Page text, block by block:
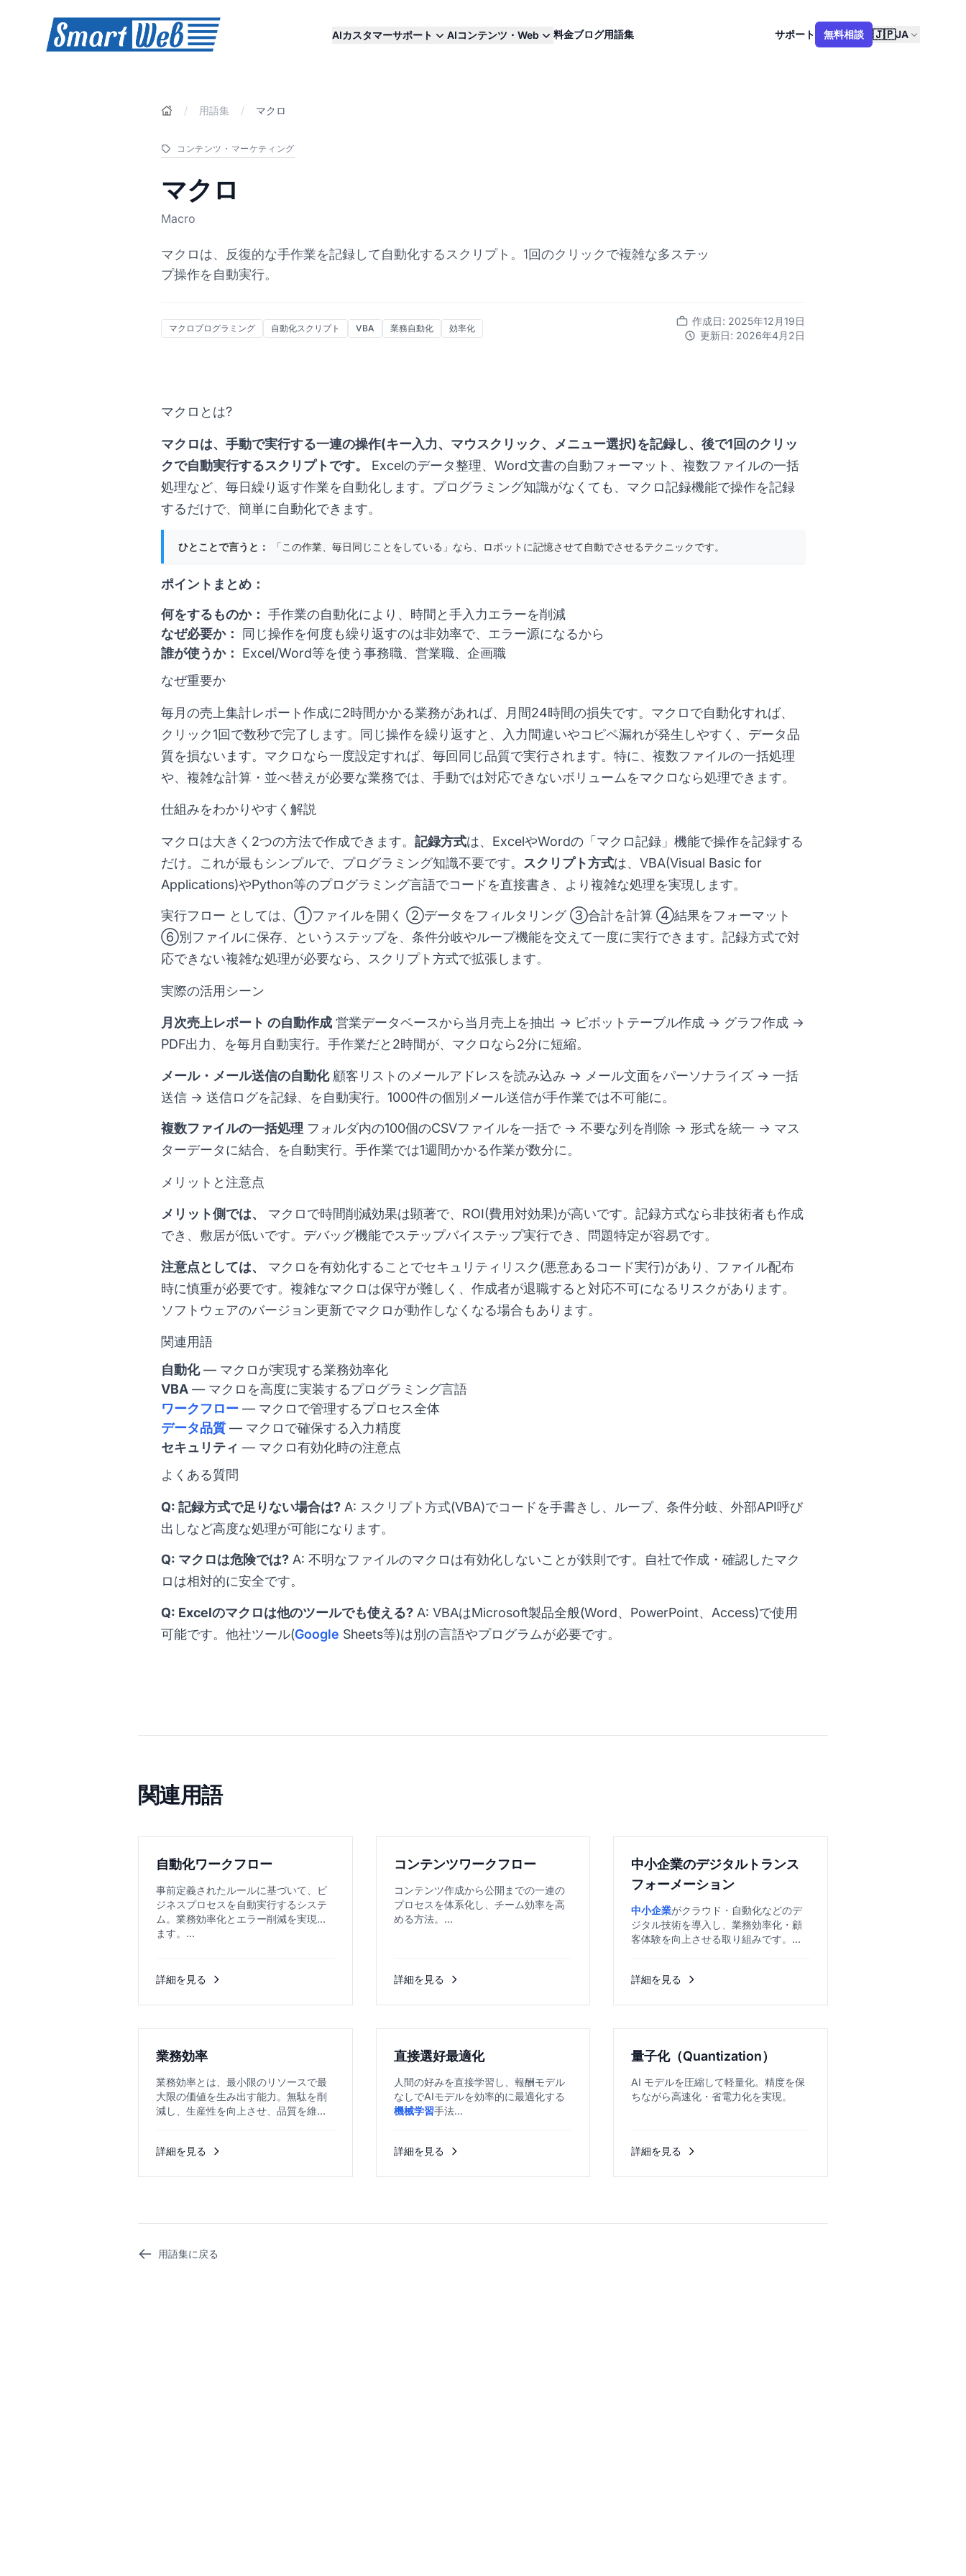
SmartWeb
AIカスタマーサポート AIコンテンツ・Web 料金ブログ用語集 サポート 無料相談 🇯🇵JA
/ 用語集 / マクロ
コンテンツ・マーケティング
マクロ
Macro
マクロは、反復的な手作業を記録して自動化するスクリプト。1回のクリックで複雑な多ステッ
プ操作を自動実行。
マクロプログラミング 自動化スクリプト VBA 業務自動化 効率化
作成日: 2025年12月19日
更新日: 2026年4月2日
マクロとは?
マクロは、手動で実行する一連の操作(キー入力、マウスクリック、メニュー選択)を記録し、後で1回のクリッ
クで自動実行するスクリプトです。
Excelのデータ整理、Word文書の自動フォーマット、複数ファイルの一括
処理など、毎日繰り返す作業を自動化します。プログラミング知識がなくても、マクロ記録機能で操作を記録
するだけで、簡単に自動化できます。
ひとことで言うと： 「この作業、毎日同じことをしている」なら、ロボットに記憶させて自動でさせるテクニックです。
ポイントまとめ：
何をするものか： 手作業の自動化により、時間と手入力エラーを削減
なぜ必要か：
同じ操作を何度も繰り返すのは非効率で、エラー源になるから
誰が使うか：
Excel/Word等を使う事務職、営業職、企画職
なぜ重要か
毎月の売上集計レポート作成に2時間かかる業務があれば、月間24時間の損失です。マクロで自動化すれば、
クリック1回で数秒で完了します。同じ操作を繰り返すと、入力間違いやコピペ漏れが発生しやすく、データ品
質を損ないます。マクロなら一度設定すれば、毎回同じ品質で実行されます。特に、複数ファイルの一括処理
や、複雑な計算・並べ替えが必要な業務では、手動では対応できないボリュームをマクロなら処理できます。
仕組みをわかりやすく解説
マクロは大きく2つの方法で作成できます。 記録方式は、ExcelやWordの「マクロ記録」機能で操作を記録する
だけ。これが最もシンプルで、プログラミング知識不要です。 スクリプト方式は、VBA(Visual Basic for
Applications)やPython等のプログラミング言語でコードを直接書き、より複雑な処理を実現します。
実行フロー としては、①ファイルを開く ②データをフィルタリング ③合計を計算 ④結果をフォーマット
⑥別ファイルに保存、というステップを、条件分岐やループ機能を交えて一度に実行できます。記録方式で対
応できない複雑な処理が必要なら、スクリプト方式で拡張します。
実際の活用シーン
月次売上レポート の自動作成 営業データベースから当月売上を抽出 → ピボットテーブル作成 → グラフ作成 →
PDF出力、を毎月自動実行。手作業だと2時間が、マクロなら2分に短縮。
メール・メール送信の自動化顧客リストのメールアドレスを読み込み → メール文面をパーソナライズ → 一括
送信 → 送信ログを記録、を自動実行。1000件の個別メール送信が手作業では不可能に。
複数ファイルの一括処理 フォルダ内の100個のCSVファイルを一括で → 不要な列を削除 → 形式を統一 → マス
ターデータに結合、を自動実行。手作業では1週間かかる作業が数分に。
メリットと注意点
メリット側では、
マクロで時間削減効果は顕著で、ROI(費用対効果)が高いです。記録方式なら非技術者も作成
でき、敷居が低いです。デバッグ機能でステップバイステップ実行でき、問題特定が容易です。
注意点としては、
マクロを有効化することでセキュリティリスク(悪意あるコード実行)があり、ファイル配布
時に慎重が必要です。複雑なマクロは保守が難しく、作成者が退職すると対応不可になるリスクがあります。
ソフトウェアのバージョン更新でマクロが動作しなくなる場合もあります。
関連用語
自動化— マクロが実現する業務効率化
VBA — マクロを高度に実装するプログラミング言語
ワークフロー — マクロで管理するプロセス全体
データ品質 — マクロで確保する入力精度
セキュリティ — マクロ有効化時の注意点
よくある質問
Q: 記録方式で足りない場合は? A: スクリプト方式(VBA)でコードを手書きし、ループ、条件分岐、外部API呼び
出しなど高度な処理が可能になります。
Q: マクロは危険では? A: 不明なファイルのマクロは有効化しないことが鉄則です。自社で作成・確認したマク
ロは相対的に安全です。
Q: Excelのマクロは他のツールでも使える? A: VBAはMicrosoft製品全般(Word、PowerPoint、Access)で使用
可能です。他社ツール(Google Sheets等)は別の言語やプログラムが必要です。
関連用語
自動化ワークフロー
事前定義されたルールに基づいて、ビ
ジネスプロセスを自動実行するシステ
ム。業務効率化とエラー削減を実現し
ます。...
詳細を見る
コンテンツワークフロー
コンテンツ作成から公開までの一連の
プロセスを体系化し、チーム効率を高
める方法。...
詳細を見る
中小企業のデジタルトランス
フォーメーション
中小企業がクラウド・自動化などのデ
ジタル技術を導入し、業務効率化・顧
客体験を向上させる取り組みです。...
詳細を見る
業務効率
業務効率とは、最小限のリソースで最
大限の価値を生み出す能力。無駄を削
減し、生産性を向上させ、品質を維持
詳細を見る
直接選好最適化
人間の好みを直接学習し、報酬モデル
なしでAIモデルを効率的に最適化する
機械学習手法...
詳細を見る
量子化（Quantization）
AI モデルを圧縮して軽量化。精度を保
ちながら高速化・省電力化を実現。
詳細を見る
用語集に戻る